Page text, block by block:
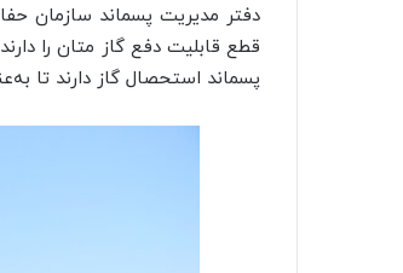
دفتر مدیریت پسماند سازمان
قطع قابلیت دفع گاز متان را
پسماند استحصال گاز دارند تا